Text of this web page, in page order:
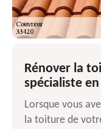
Rénover la
spécialiste
Lorsque vous
la toiture de